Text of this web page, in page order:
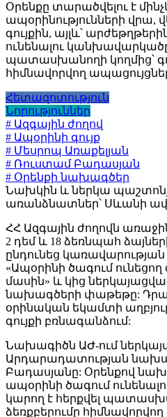
Օրենքը տարածվելու է
ապօրինությունների վրա,
գույքին, այլև՝
ունենալու կանխավարկածը
պատասխանողի կողմից՝
հիմնավորվող
Հետազոտություն
Նորություններ
# Ազգային ժողով
# Ապօրինի գույք
# Մեսրոպ Առաքելյան
# Ռուստամ Բադասյան
# Օրենքի նախագծեր
Նախկին և ներկա
առանձնատներ՝ Սևանի
ՀՀ Ազգային ժողովն
2 դեմ և 18 ձեռնպահ
ընդունեց
«Ապօրինի ծագում
մասին» և կից
նախագծերի փաթեթը:
օրինական եկամտի
գույքի բռնագանձում:
Նախագիծն ԱԺ-ում
Արդարադատության
Բադասյանը: Օրենքով
ապօրինի ծագում
կարող է հերքվել
ձեռքբերումը